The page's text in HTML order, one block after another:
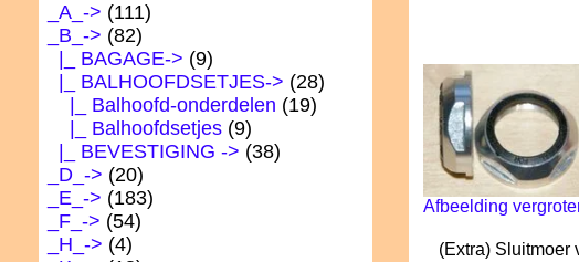
_A_-> (111)
_B_-> (82)
|_ BAGAGE-> (9)
|_ BALHOOFDSETJES-> (28)
|_ Balhoofd-onderdelen (19)
|_ Balhoofdsetjes (9)
|_ BEVESTIGING -> (38)
_D_-> (20)
_E_-> (183)
_F_-> (54)
_H_-> (4)
Afbeelding
(Extra) Sluitmoer